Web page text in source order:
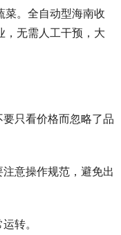
菜。全自动型海南收
，无需人工干预，大
只看价格而忽略了品
意操作规范，避免出
转。